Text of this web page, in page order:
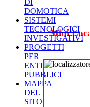
Mini
DI
DOMOTICA
SISTEMI
TECNOLOGICI
INVESTIGATIVI
PROGETTI
PER
ENTI
PUBBLICI
MAPPA
DEL
SITO